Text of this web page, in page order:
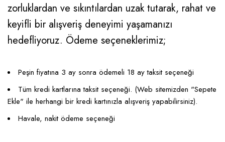
zorluklardan ve sıkıntılardan uzak tutarak, rahat ve
keyifli bir alışveriş deneyimi yaşamanızı
hedefliyoruz. Ödeme seçeneklerimiz;
Peşin fiyatına 3 ay sonra ödemeli 18 ay taksit seçeneği
Tüm kredi kartlarına taksit seçeneği. (Web sitemizden "Sepete
Ekle" ile herhangi bir kredi kartınızla alışveriş yapabilirsiniz).
Havale, nakit ödeme seçeneği